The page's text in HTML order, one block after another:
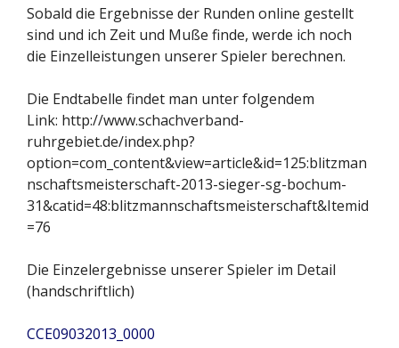
Sobald die Ergebnisse der Runden online gestellt
sind und ich Zeit und Muße finde, werde ich noch
die Einzelleistungen unserer Spieler berechnen.
Die Endtabelle findet man unter folgendem
Link: http://www.schachverband-
ruhrgebiet.de/index.php?
option=com_content&view=article&id=125:blitzman
nschaftsmeisterschaft-2013-sieger-sg-bochum-
31&catid=48:blitzmannschaftsmeisterschaft&Itemid
=76
Die Einzelergebnisse unserer Spieler im Detail
(handschriftlich)
CCE09032013_0000